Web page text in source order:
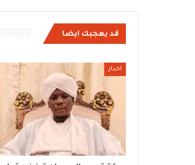
قد يعجبك ايضا
اخبار